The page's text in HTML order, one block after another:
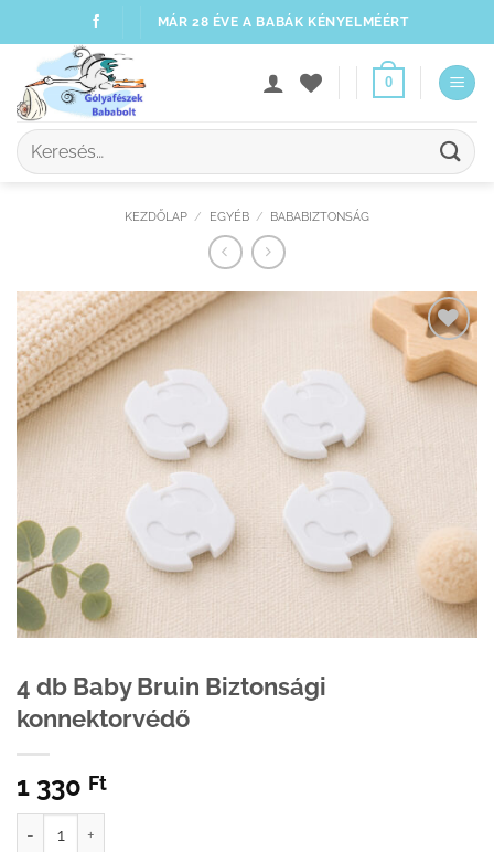
to
content
MÁR 28 ÉVE A BABÁK KÉNYELMÉÉRT
0
Keresés
a
KEZDŐLAP / EGYÉB / BABABIZTONSÁG
Kedvenceimhez
adom
4 db Baby Bruin Biztonsági
konnektorvédő
1 330 Ft